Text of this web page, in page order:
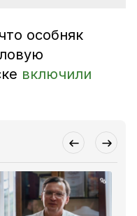
особняк
включили